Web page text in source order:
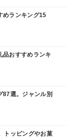
めランキング15
品おすすめランキ
87選。ジャンル別
トッピングやお菓